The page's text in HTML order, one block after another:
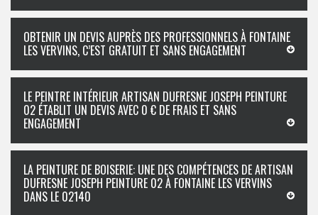
OBTENIR UN DEVIS AUPRÈS DES PROFESSIONNELS À FONTAINE
LES VERVINS, C’EST GRATUIT ET SANS ENGAGEMENT
LE PEINTRE INTÉRIEUR ARTISAN DUFRESNE JOSEPH PEINTURE
02 ÉTABLIT UN DEVIS AVEC 0 € DE FRAIS ET SANS
ENGAGEMENT
LA PEINTURE DE BOISERIE: UNE DES COMPÉTENCES DE ARTISAN
DUFRESNE JOSEPH PEINTURE 02 À FONTAINE LES VERVINS
DANS LE 02140